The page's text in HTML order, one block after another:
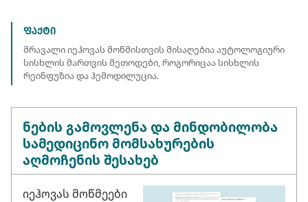
ᲤᲐᲥᲢᲘ
მრავალი იეჰოვას მოწმისთვის მისაღებია აუტოლოგიური
სისხლის მართვის მეთოდები, როგორიცაა სისხლის
რეინფუზია და ჰემოდილუცია.
ნების გამოვლენა და მინდობილობა
სამედიცინო მომსახურების
აღმოჩენის შესახებ
იეჰოვას მოწმეები